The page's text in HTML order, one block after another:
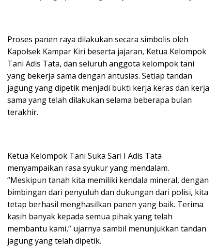
Proses panen raya dilakukan secara simbolis oleh
Kapolsek Kampar Kiri beserta jajaran, Ketua Kelompok
Tani Adis Tata, dan seluruh anggota kelompok tani
yang bekerja sama dengan antusias. Setiap tandan
jagung yang dipetik menjadi bukti kerja keras dan kerja
sama yang telah dilakukan selama beberapa bulan
terakhir.
Ketua Kelompok Tani Suka Sari I Adis Tata
menyampaikan rasa syukur yang mendalam.
“Meskipun tanah kita memiliki kendala mineral, dengan
bimbingan dari penyuluh dan dukungan dari polisi, kita
tetap berhasil menghasilkan panen yang baik. Terima
kasih banyak kepada semua pihak yang telah
membantu kami,” ujarnya sambil menunjukkan tandan
jagung yang telah dipetik.